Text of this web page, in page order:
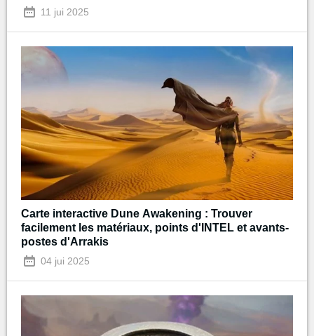
11 jui 2025
Carte interactive Dune Awakening : Trouver
facilement les matériaux, points d'INTEL et avants-
postes d'Arrakis
04 jui 2025